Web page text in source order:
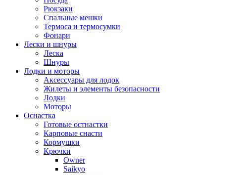
Рюкзаки
Спальные мешки
Термоса и термосумки
Фонари
Лески и шнуры
Леска
Шнуры
Лодки и моторы
Аксессуары для лодок
Жилеты и элементы безопасности
Лодки
Моторы
Оснастка
Готовые остнастки
Карповые снасти
Кормушки
Крючки
Owner
Saikyo